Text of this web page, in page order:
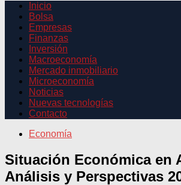
Inicio
Bolsa
Empresas
Finanzas
Inversión
Macroeconomía
Mercado inmobiliario
Microeconomía
Noticias
Nuevas tecnologías
Contacto
Economía
Situación Económica en
Análisis y Perspectivas